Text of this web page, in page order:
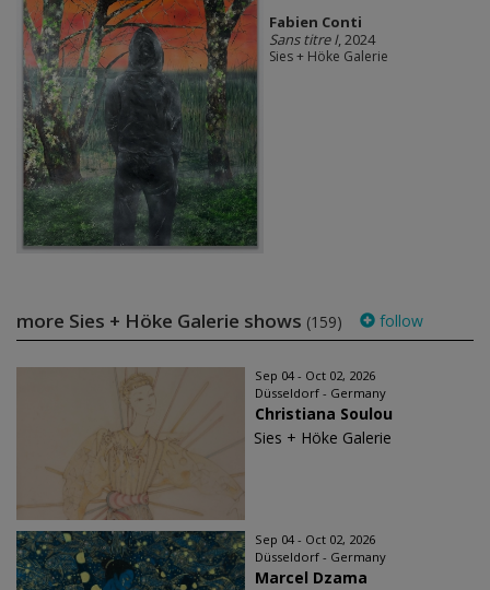
Fabien Conti
Sans titre I, 2024
Sies + Höke Galerie
more Sies + Höke Galerie shows (159) follow
Sep 04 - Oct 02, 2026
Düsseldorf - Germany
Christiana Soulou
Sies + Höke Galerie
Sep 04 - Oct 02, 2026
Düsseldorf - Germany
Marcel Dzama